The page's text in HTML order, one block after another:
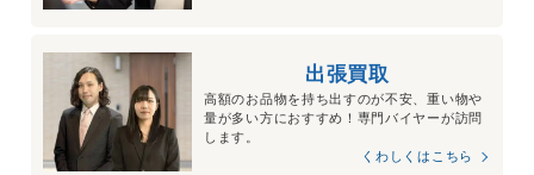
出張買取
高額のお品物を持ち出すのが不安、重い物や
量が多い方におすすめ！専門バイヤーが訪問
します。
くわしくはこちら